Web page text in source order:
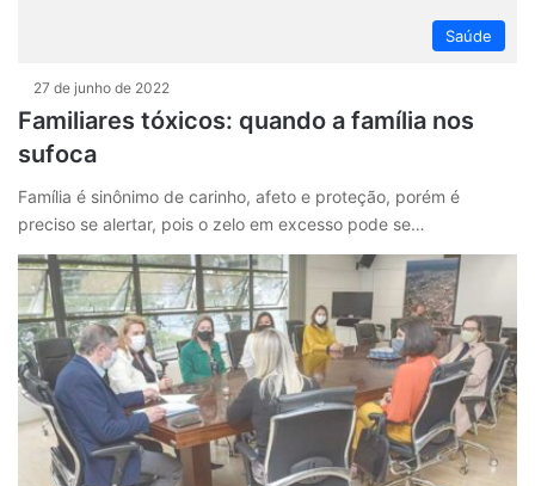
Saúde
27 de junho de 2022
Familiares tóxicos: quando a família nos
sufoca
Família é sinônimo de carinho, afeto e proteção, porém é
preciso se alertar, pois o zelo em excesso pode se…